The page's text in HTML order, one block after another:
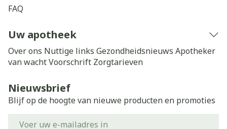
FAQ
Uw apotheek
Over ons Nuttige links Gezondheidsnieuws Apotheker
van wachtVoorschrift Zorgtarieven
Nieuwsbrief
Blijf op de hoogte van nieuwe producten en promoties